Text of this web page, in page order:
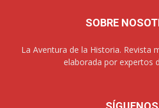
SOBRE
La Aventura de la Historia. Revista
elaborada por expertos